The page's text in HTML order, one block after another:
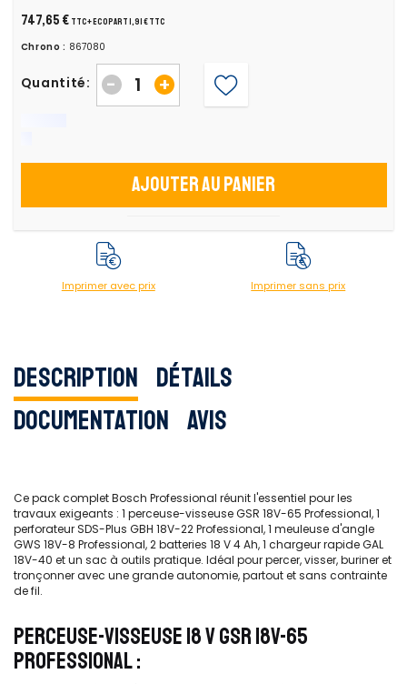
747,65 € TTC+ ecopart 1,91 € TTC
Chrono : 867080
Quantité: +
-
Ajouter au panier
Imprimer avec prix Imprimer sans prix
Description Détails
Documentation Avis
Ce pack complet Bosch Professional réunit l'essentiel pour les
travaux exigeants : 1 perceuse-visseuse GSR 18V-65 Professional, 1
perforateur SDS-Plus GBH 18V-22 Professional, 1 meuleuse d'angle
GWS 18V-8 Professional, 2 batteries 18 V 4 Ah, 1 chargeur rapide GAL
18V-40 et un sac à outils pratique. Idéal pour percer, visser, buriner et
tronçonner avec une grande autonomie, partout et sans contrainte
de fil.
PERCEUSE-VISSEUSE 18 V GSR 18V-65
PROFESSIONAL :